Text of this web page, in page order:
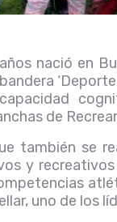
nació en
de
también se
y
uno de los